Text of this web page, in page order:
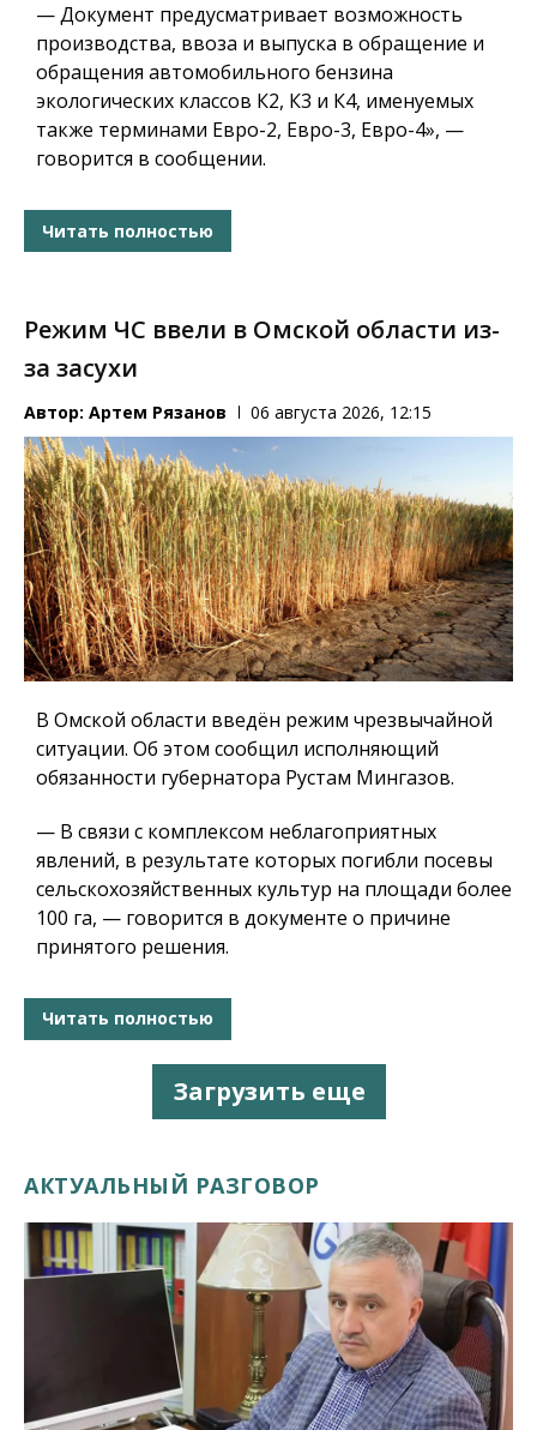
— Документ предусматривает возможность
производства, ввоза и выпуска в обращение и
обращения автомобильного бензина
экологических классов К2, К3 и К4, именуемых
также терминами Евро-2, Евро-3, Евро-4», —
говорится в сообщении.
Читать полностью
Режим ЧС ввели в Омской области из-
за засухи
Автор: Артем Рязанов 06 августа 2026, 12:15
В Омской области введён режим чрезвычайной
ситуации. Об этом сообщил исполняющий
обязанности губернатора Рустам Мингазов.
— В связи с комплексом неблагоприятных
явлений, в результате которых погибли посевы
сельскохозяйственных культур на площади более
100 га, — говорится в документе о причине
принятого решения.
Читать полностью
Загрузить еще
АКТУАЛЬНЫЙ РАЗГОВОР